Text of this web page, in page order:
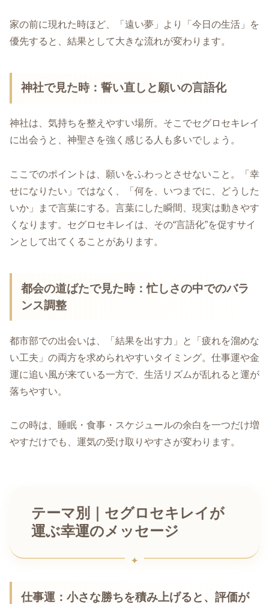
家の前に現れた時ほど、「遠い夢」より「今日の生活」を
優先すると、結果として大きな流れが変わります。
神社で見た時：誓い直しと願いの言語化
神社は、気持ちを整えやすい場所。そこでセグロセキレイ
に出会うと、神聖さを強く感じる人も多いでしょう。
ここでのポイントは、願いをふわっとさせないこと。「幸
せになりたい」ではなく、「何を、いつまでに、どうした
いか」まで言葉にする。言葉にした瞬間、現実は動きやす
くなります。セグロセキレイは、その“言語化”を促すサイ
ンとして出てくることがあります。
都会の道ばたで見た時：忙しさの中でのバラ
ンス調整
都市部での出会いは、「結果を出す力」と「疲れを溜めな
い工夫」の両方を求められやすいタイミング。仕事運や金
運に追い風が来ている一方で、生活リズムが乱れると運が
落ちやすい。
この時は、睡眠・食事・スケジュールの余白を一つだけ増
やすだけでも、運気の受け取りやすさが変わります。
テーマ別｜セグロセキレイが
運ぶ幸運のメッセージ
仕事運：小さな勝ちを積み上げると、評価が